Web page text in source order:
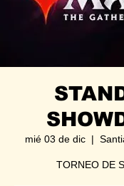
mié 03 de dic
  |
TORNEO DE